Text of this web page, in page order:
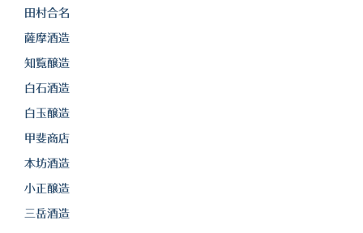
田村合名
薩摩酒造
知覧醸造
白石酒造
白玉醸造
甲斐商店
本坊酒造
小正醸造
三岳酒造